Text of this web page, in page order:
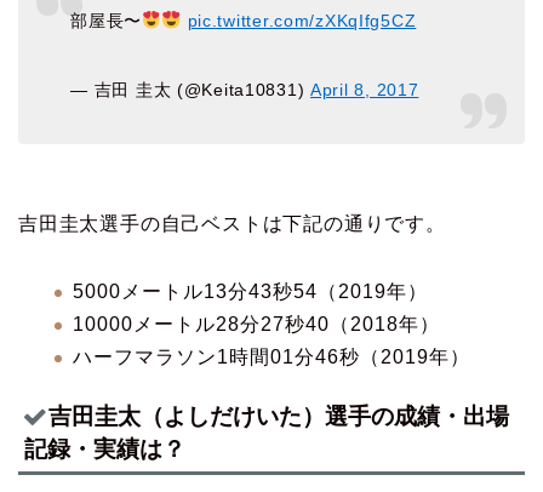
部屋長〜 pic.twitter.com/zXKqIfg5CZ
— 吉田 圭太 (@Keita10831)April 8, 2017
吉田圭太選手の自己ベストは下記の通りです。
5000メートル13分43秒54（2019年）
10000メートル28分27秒40（2018年）
ハーフマラソン1時間01分46秒（2019年）
吉田圭太（よしだけいた）選手の成績・出場
記録・実績は？